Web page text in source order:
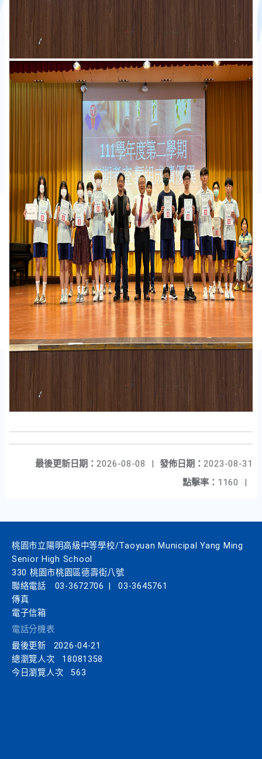
發佈日期： 2023-08-31
最後更新日期： 2026-08-08
|
點擊率： 1160 |
桃園市立陽明高級中等學校/Taoyuan Municipal Yang Ming
Senior High School
330 桃園市桃園區德壽街八號
聯絡電話
03-3672706
03-3645761
傳真
電子信箱
電話分機表
最後更新
2026-04-21
總瀏覽人次
18081358
今日瀏覽人次
563